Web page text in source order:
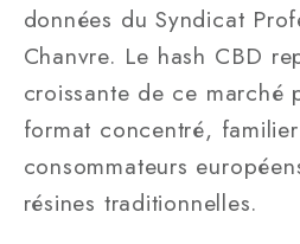
données du Syndicat
Chanvre. Le hash CBD
croissante de ce
format concentré,
consommateurs
résines traditionnelles.